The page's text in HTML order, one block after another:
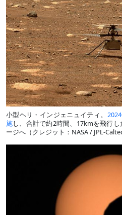
小型ヘリ・インジェニュイティ。
施し、合計で約2時間、17kmを飛行
ージへ（クレジット：NASA / JPL-